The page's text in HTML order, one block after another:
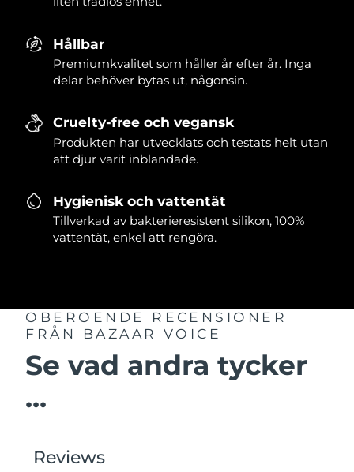
Hållbar
Premiumkvalitet som håller år efter år. Inga
delar behöver bytas ut, någonsin.
Cruelty-free och vegansk
Produkten har utvecklats och testats helt utan
att djur varit inblandade.
Hygienisk och vattentät
Tillverkad av bakterieresistent silikon, 100%
vattentät, enkel att rengöra.
OBEROENDE RECENSIONER
FRÅN BAZAAR VOICE
Se vad andra tycker
...